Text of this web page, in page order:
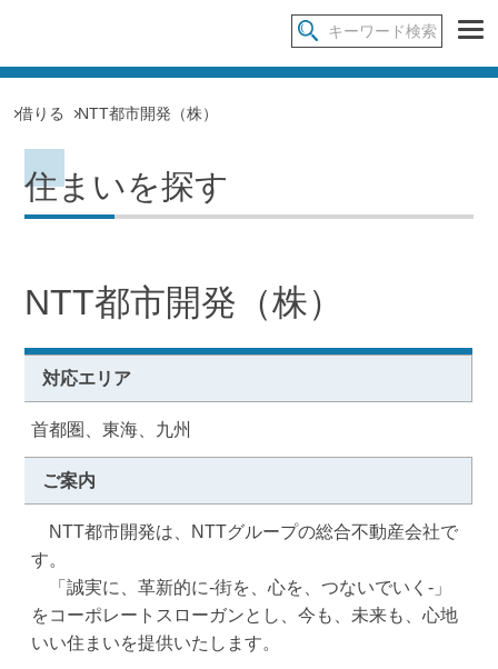
借りる NTT都市開発（株）
住まいを探す
NTT都市開発（株）
対応エリア
首都圏、東海、九州
ご案内
NTT都市開発は、NTTグループの総合不動産会社で
す。
「誠実に、革新的に‐街を、心を、つないでいく‐」
をコーポレートスローガンとし、今も、未来も、心地
いい住まいを提供いたします。